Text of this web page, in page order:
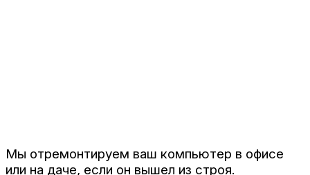
Мы отремонтируем ваш компьютер в офисе
или на даче, если он вышел из строя.